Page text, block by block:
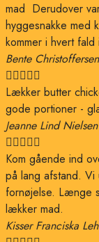
mad Derudover
hyggesnakke med
kommer i hvert
Bente Christoffersen

Lækker butter
gode portioner -
Jeanne Lind Nielsen

Kom gående ind
på lang afstand.
fornøjelse. Længe
lækker mad.
Kisser Franciska